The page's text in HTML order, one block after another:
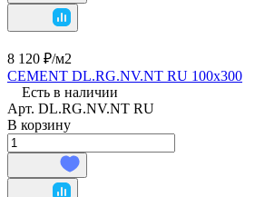
8 120 ₽/м2
CEMENT DL.RG.NV.NT RU 100х300
Есть в наличии
Арт. DL.RG.NV.NT RU
В корзину